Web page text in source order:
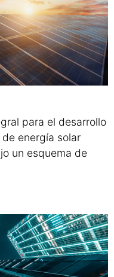
para el desarrollo
energía solar
un esquema de